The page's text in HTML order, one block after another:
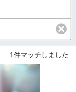
1件マッチしました